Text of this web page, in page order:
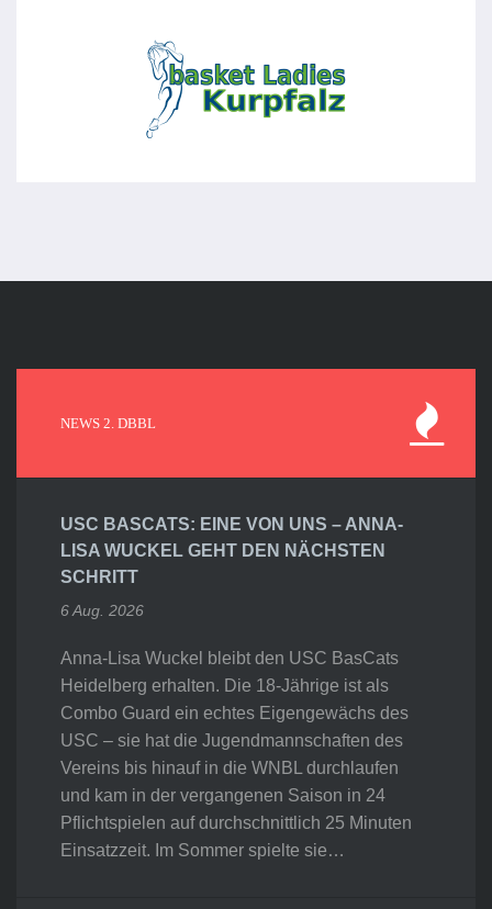
NEWS 2. DBBL
USC BASCATS: EINE VON UNS – ANNA-
LISA WUCKEL GEHT DEN NÄCHSTEN
SCHRITT
6 Aug. 2026
Anna-Lisa Wuckel bleibt den USC BasCats
Heidelberg erhalten. Die 18-Jährige ist als
Combo Guard ein echtes Eigengewächs des
USC – sie hat die Jugendmannschaften des
Vereins bis hinauf in die WNBL durchlaufen
und kam in der vergangenen Saison in 24
Pflichtspielen auf durchschnittlich 25 Minuten
Einsatzzeit. Im Sommer spielte sie…